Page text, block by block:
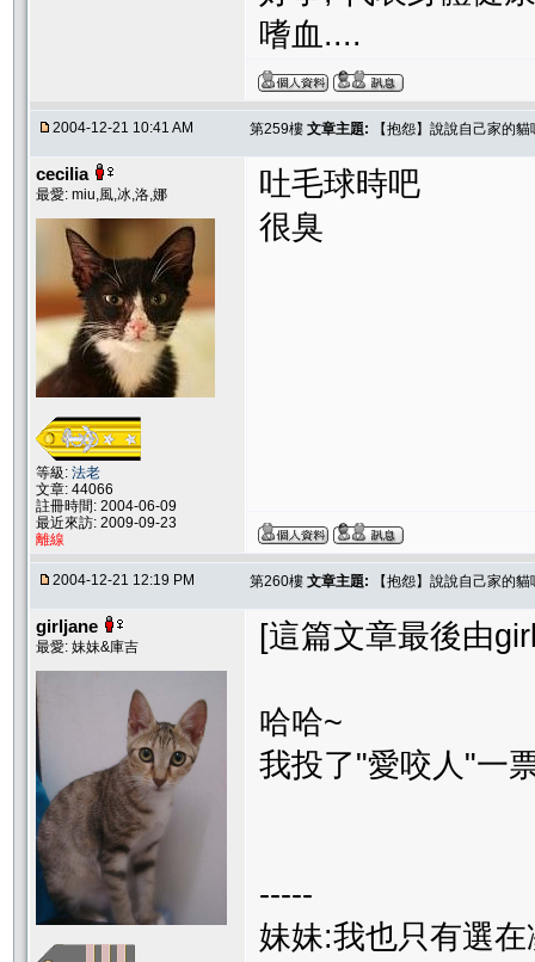
嗜血
2004-12-21 10:41 AM 第259樓 文章主題: 【抱怨】說說自己家的
cecilia
最愛: miu,風,冰,洛,娜
等級: 法老
文章: 44066
註冊時間: 2004-06-09
最近來訪: 2009-09-23
離線
吐毛球時吧
很臭
2004-12-21 12:19 PM 第260樓 文章主題: 【抱怨】說說自己家的
girljane
最愛: 妹妹&庫吉 [這篇文章最後由
哈哈~
我投了"愛咬人"一
-----
妹妹:我也只有選